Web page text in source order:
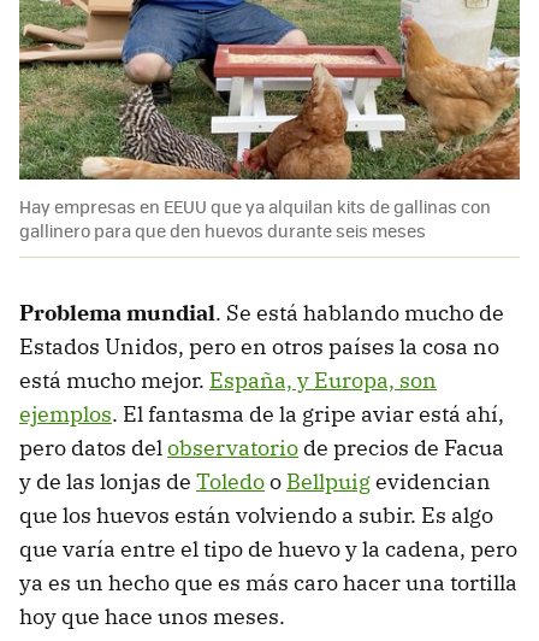
Hay empresas en EEUU que ya alquilan kits de gallinas con
gallinero para que den huevos durante seis meses
Problema mundial. Se está hablando mucho de
Estados Unidos, pero en otros países la cosa no
está mucho mejor. España, y Europa, son
ejemplos. El fantasma de la gripe aviar está ahí,
pero datos delobservatorio de precios de Facua
y de las lonjas de Toledoo Bellpuigevidencian
que los huevos están volviendo a subir. Es algo
que varía entre el tipo de huevo y la cadena, pero
ya es un hecho que es más caro hacer una tortilla
hoy que hace unos meses.